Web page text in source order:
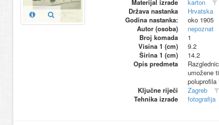
Materijal izrade
karton
Država nastanka
Hrvatska
Godina nastanka:
oko 1905
Autor (osoba)
nepoznat
Broj komada
1
Visina 1 (cm)
9.2
Širina 1 (cm)
14.2
Opis predmeta
umožene
Ključne riječi
Zagreb
Tehnika izrade
fotografija